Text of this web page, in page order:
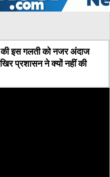
की इस गलती को नजर अंदाज
प्रशासन ने क्यों नहीं की